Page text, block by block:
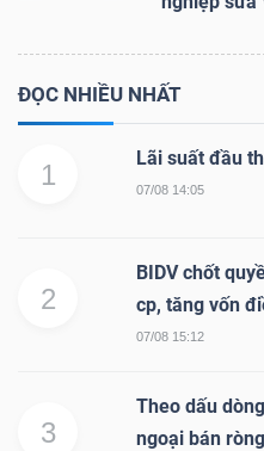
ĐỌC NHIỀU NHẤT
1
Lãi suất đầu
07/08 14:05
2
BIDV chốt
cp, tăng vốn
07/08 15:12
3
Theo dấu
ngoại bán